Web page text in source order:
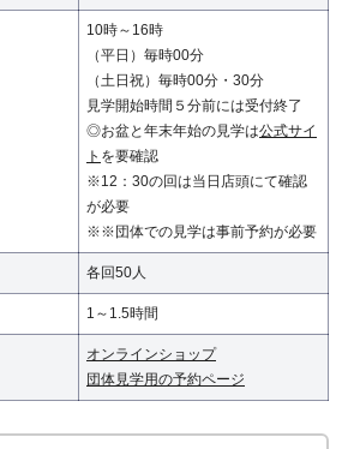
10時～16時
（平日）毎時00分
（土日祝）毎時00分・30分
見学開始時間５分前には受付終了
◎お盆と年末年始の見学は公式サイ
ト を要確認
※12：30の回は当日店頭にて確認
が必要
※※団体での見学は事前予約が必要
各回50人
1～1.5時間
オンラインショップ
団体見学用の予約ページ